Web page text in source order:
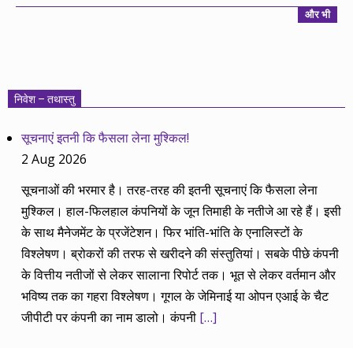
और भी
निवेश – तथास्तु
सूचनाएं इतनी कि फैसला लेना मुश्किल!
2 Aug 2026
सूचनाओं की भरमार है। तरह-तरह की इतनी सूचनाएं कि फैसला लेना
मुश्किल। हाल-फिलहाल कंपनियों के जून तिमाही के नतीजे आ रहे हैं। इसी
के साथ मैनेजमेंट के प्रजेंटेशन। फिर भांति-भांति के एनालिस्टों के
विश्लेषण। ब्रोकरों की तरफ से खरीदने की संस्तुतियां। सबके पीछे कंपनी
के वित्तीय नतीजों से लेकर सालाना रिपोर्ट तक। भूत से लेकर वर्तमान और
भविष्य तक का गहरा विश्लेषण। गूगल के जेमिनाई या ओपन एआई के चैट
जीपीटी पर कंपनी का नाम डालो। कंपनी […]